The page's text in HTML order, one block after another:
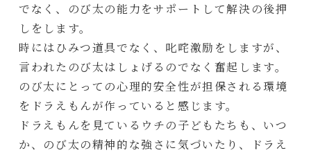
でなく、のび太の能力をサポートして解決の後押
しをします。
時にはひみつ道具でなく、叱咤激励をしますが、
言われたのび太はしょげるのでなく奮起します。
のび太にとっての心理的安全性が担保される環境
をドラえもんが作っていると感じます。
ドラえもんを見ているウチの子どもたちも、いつ
か、のび太の精神的な強さに気づいたり、ドラえ